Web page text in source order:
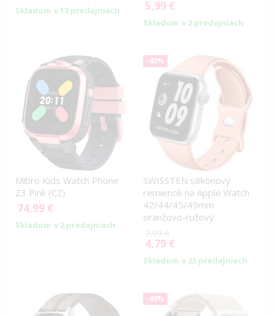
Price
Skladom v 13 predajniach
Special
Price
5,99 €
Skladom v 2 predajniach
Mibro Kids Watch Phone
Z3 Pink (CZ)
74,99 €
Skladom v 2 predajniach
-40%
SWISSTEN silikónový
remienok na Apple Watch
42/44/45/49mm
oranžovo-ružový
7,99 €
Special
4,79 €
Skladom v 25 predajniach
-40%